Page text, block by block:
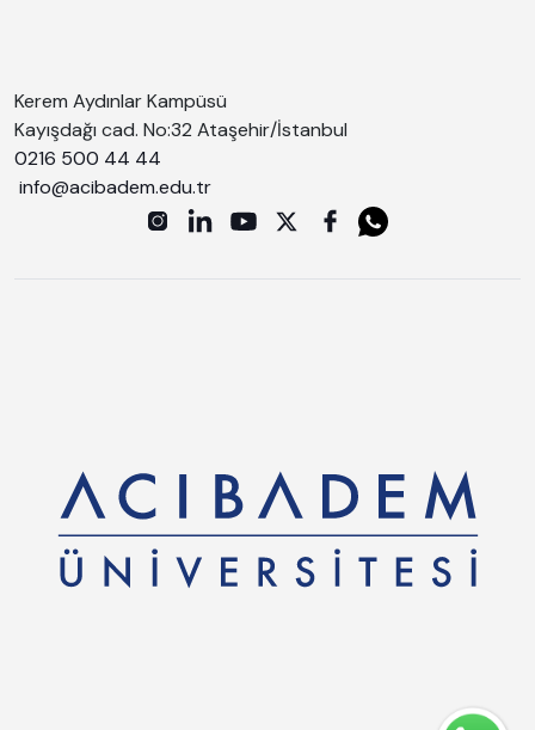
Kerem Aydınlar Kampüsü
Kayışdağı cad. No:32 Ataşehir/İstanbul
0216 500 44 44
info@acibadem.edu.tr